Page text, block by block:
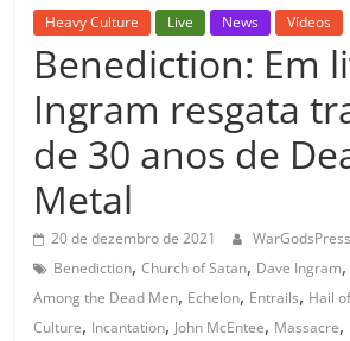
Heavy Culture Live News Vídeos
Benediction: Em
Ingram resgata
de 30 anos de
Metal
20 de dezembro de 2021 WarGodsPress
Benediction,Church of Satan, Dave Ingram,
Among the Dead Men, Echelon, Entrails, Hail
Culture, Incantation, John McEntee, Massacre,